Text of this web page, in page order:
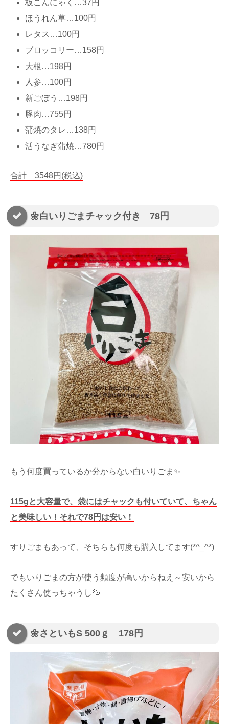
板こんにゃく…37円
ほうれん草…100円
レタス…100円
ブロッコリー…158円
大根…198円
人参…100円
新ごぼう…198円
豚肉…755円
蒲焼のタレ…138円
活うなぎ蒲焼…780円
合計 3548円(税込)
🌼白いりごまチャック付き 78円
もう何度買っているか分からない白いりごま✨
115gと大容量で、袋にはチャックも付いていて、ちゃん
と美味しい！それで78円は安い！
すりごまもあって、そちらも何度も購入してます(*^_^*)
でもいりごまの方が使う頻度が高いからねえ～安いから
たくさん使っちゃうし💦
🌼さといもS 500ｇ 178円